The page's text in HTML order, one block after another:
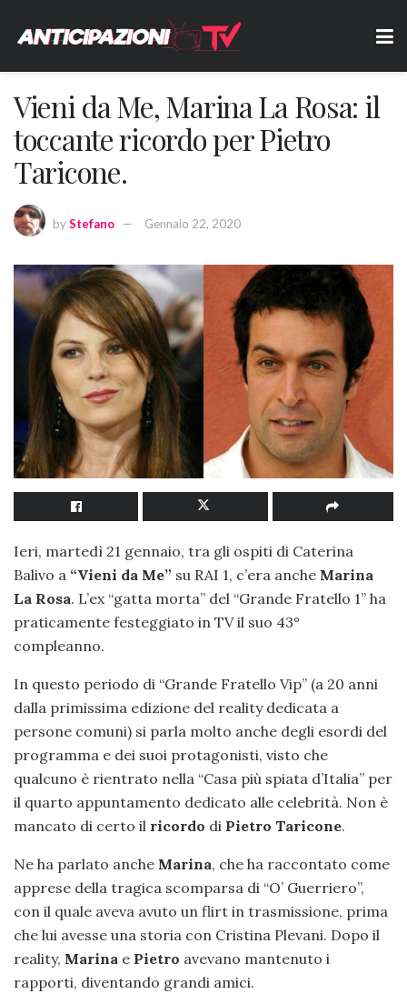
Vieni da Me, Marina La Rosa: il
toccante ricordo per Pietro
Taricone.
byStefano Gennaio 22, 2020
Ieri, martedì 21 gennaio, tra gli ospiti di Caterina
Balivo a “Vieni da Me” su RAI 1, c’era anche Marina
La Rosa. L’ex “gatta morta” del “Grande Fratello 1” ha
praticamente festeggiato in TV il suo 43°
compleanno.
In questo periodo di “Grande Fratello Vip” (a 20 anni
dalla primissima edizione del reality dedicata a
persone comuni) si parla molto anche degli esordi del
programma e dei suoi protagonisti, visto che
qualcuno è rientrato nella “Casa più spiata d’Italia” per
il quarto appuntamento dedicato alle celebrità. Non è
mancato di certo il ricordo di Pietro Taricone.
Ne ha parlato anche Marina, che ha raccontato come
apprese della tragica scomparsa di “O’ Guerriero”,
con il quale aveva avuto un flirt in trasmissione, prima
che lui avesse una storia con Cristina Plevani. Dopo il
reality, Marina e Pietro avevano mantenuto i
rapporti, diventando grandi amici.